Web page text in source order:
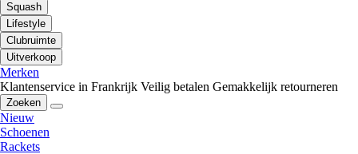
Squash
Lifestyle
Clubruimte
Uitverkoop
Merken
Klantenservice in Frankrijk Veilig betalen Gemakkelijk retourneren
Zoeken
Nieuw
Schoenen
Rackets